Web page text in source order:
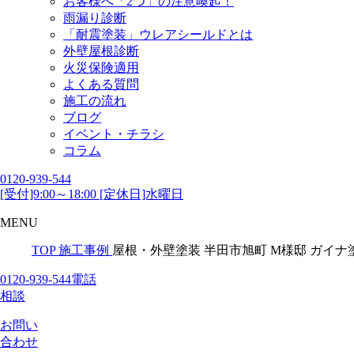
雨漏り診断
「耐震塗装」ウレアシールドとは
外壁屋根診断
火災保険適用
よくある質問
施工の流れ
ブログ
イベント・チラシ
コラム
0120-939-544
[受付]9:00～18:00 [定休日]水曜日
MENU
TOP 施工事例 屋根・外壁塗装 半田市旭町 M様邸 ガイナ
0120-939-544電話
相談
お問い
合わせ